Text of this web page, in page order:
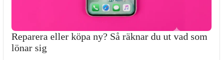
Reparera eller köpa ny? Så räknar du ut vad som
lönar sig